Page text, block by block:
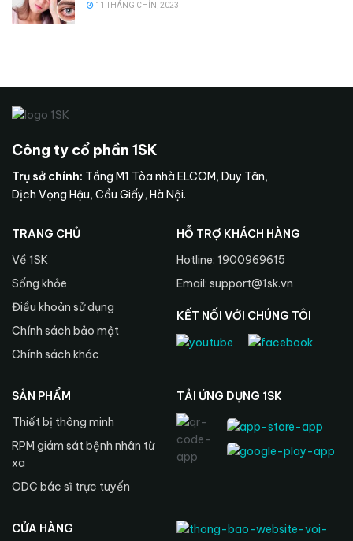
11 THÁNG CHÍN, 2023
Công ty cổ phần 1SK
Trụ sở chính: Tầng M1 Tòa nhà ELCOM, Duy Tân,
Dịch Vọng Hậu, Cầu Giấy, Hà Nội.
TRANG CHỦ
Về 1SK
Sống khỏe
Điều khoản sử dụng
Chính sách bảo mật
Chính sách khác
HỖ TRỢ KHÁCH HÀNG
Hotline: 1900969615
Email: support@1sk.vn
KẾT NỐI VỚI CHÚNG TÔI
SẢN PHẨM
Thiết bị thông minh
RPM giám sát bệnh nhân từ
xa
ODC bác sĩ trực tuyến
TẢI ỨNG DỤNG 1SK
CỬA HÀNG